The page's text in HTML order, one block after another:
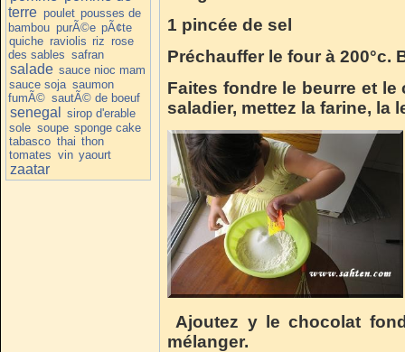
terre poulet pousses de
bambou purÃ©e pÃ¢te
quiche raviolis riz rose
des sables safran
salade sauce nioc mam
sauce soja saumon
fumÃ© sautÃ© de boeuf
senegal
sirop d'erable
sole soupe sponge cake
tabasco thai thon
tomates vin yaourt
zaatar
1 pincée de sel
Préchauffer le four à 200°c.
Faites fondre le beurre et
saladier, mettez la farine, la
Ajoutez y le chocolat
mélanger.